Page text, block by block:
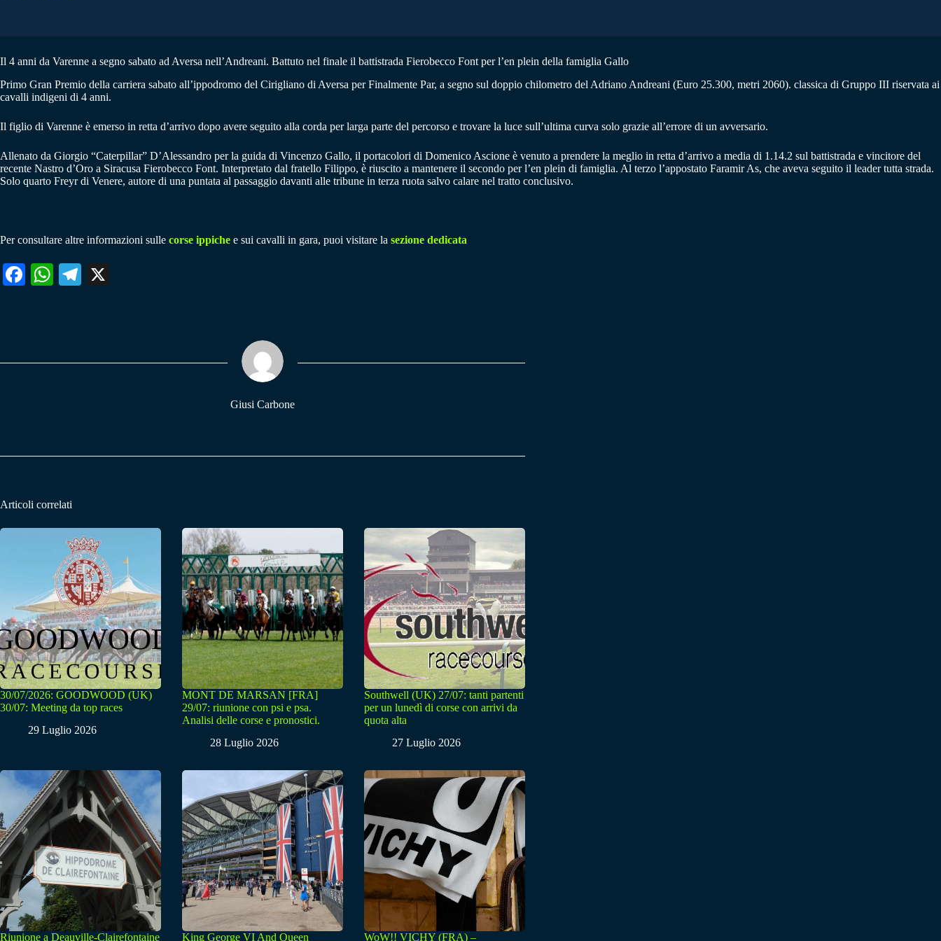
Il 4 anni da Varenne a segno sabato ad Aversa nell’Andreani. Battuto nel finale il battistrada Fierobecco Font per l’en plein della famiglia Gallo
Primo Gran Premio della carriera sabato all’ippodromo del Cirigliano di Aversa per Finalmente Par, a segno sul doppio chilometro del Adriano Andreani (Euro 25.300, metri 2060). classica di Gruppo III riservata ai
cavalli indigeni di 4 anni.
Il figlio di Varenne è emerso in retta d’arrivo dopo avere seguito alla corda per larga parte del percorso e trovare la luce sull’ultima curva solo grazie all’errore di un avversario.
Allenato da Giorgio “Caterpillar” D’Alessandro per la guida di Vincenzo Gallo, il portacolori di Domenico Ascione è venuto a prendere la meglio in retta d’arrivo a media di 1.14.2 sul battistrada e vincitore del
recente Nastro d’Oro a Siracusa Fierobecco Font. Interpretato dal fratello Filippo, è riuscito a mantenere il secondo per l’en plein di famiglia. Al terzo l’appostato Faramir As, che aveva seguito il leader tutta strada.
Solo quarto Freyr di Venere, autore di una puntata al passaggio davanti alle tribune in terza ruota salvo calare nel tratto conclusivo.
Per consultare altre informazioni sulle corse ippiche e sui cavalli in gara, puoi visitare la sezione dedicata
Fa W
pp
Te
m
Giusi Carbone
Articoli correlati
30/07/2026: GOODWOOD (UK)
30/07: Meeting da top races
29 Luglio 2026
MONT DE MARSAN [FRA]
29/07: riunione con psi e psa.
Analisi delle corse e pronostici.
28 Luglio 2026
Southwell (UK) 27/07: tanti partenti
per un lunedì di corse con arrivi da
quota alta
27 Luglio 2026
Riunione a Deauville-Clairefontaine King George VI And Queen WoW!! VICHY (FRA) –